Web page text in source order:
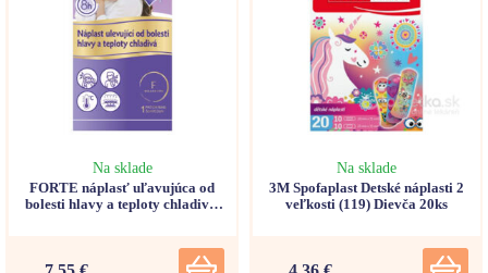
Na sklade
FORTE náplasť uľavujúca od
bolesti hlavy a teploty chladivá,
Na sklade
3M Spofaplast Detské náplasti 2
veľkosti (119) Dievča 20ks